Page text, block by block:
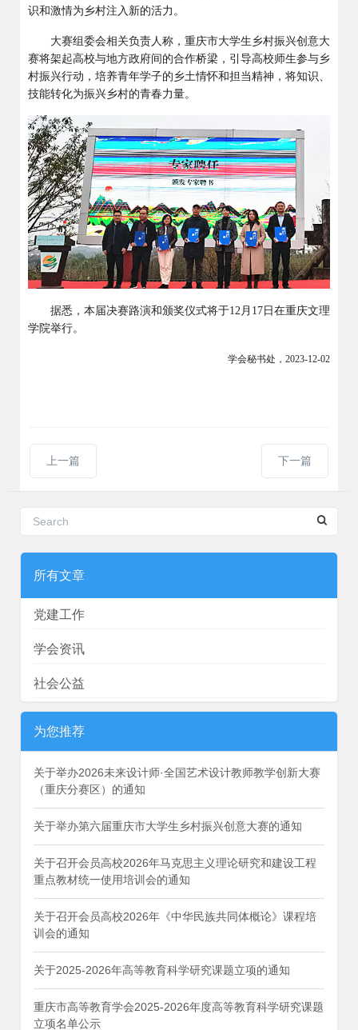
识和激情为乡村注入新的活力。
大赛组委会相关负责人称，重庆市大学生乡村振兴创意大
赛将架起高校与地方政府间的合作桥梁，引导高校师生参与乡
村振兴行动，培养青年学子的乡土情怀和担当精神，将知识、
技能转化为振兴乡村的青春力量。
据悉， 本届决赛路演和颁奖仪式将于12 月 17日在重庆文理
学院举行。
学会秘书处 ， 2023-12-02
上一篇 下一篇
所有文章
党建工作
学会资讯
社会公益
为您推荐
关于举办2026未来设计师·全国艺术设计教师教学创新大赛
（重庆分赛区）的通知
关于举办第六届重庆市大学生乡村振兴创意大赛的通知
关于召开会员高校2026年马克思主义理论研究和建设工程
重点教材统一使用培训会的通知
关于召开会员高校2026年《中华民族共同体概论》课程培
训会的通知
关于2025-2026年高等教育科学研究课题立项的通知
重庆市高等教育学会2025-2026年度高等教育科学研究课题
立项名单公示